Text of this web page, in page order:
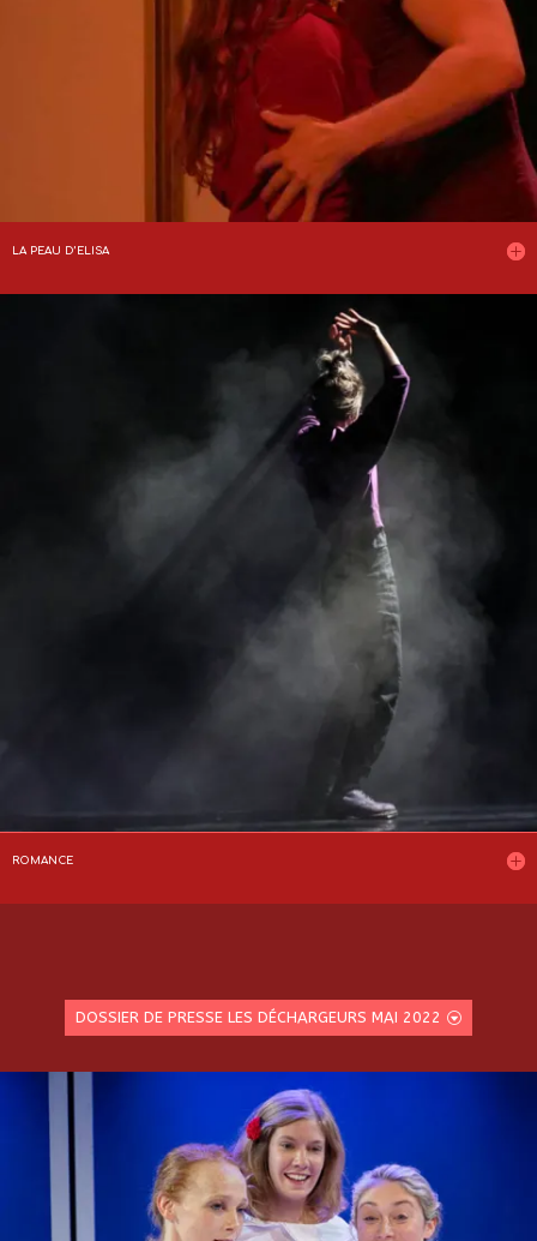
LA PEAU D’ELISA
ROMANCE
DOSSIER DE PRESSE LES DÉCHARGEURS MAI 2022